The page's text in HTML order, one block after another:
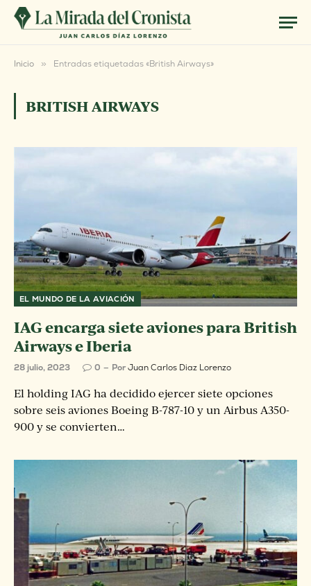
Inicio » Entradas etiquetadas «British Airways»
BRITISH AIRWAYS
EL MUNDO DE LA AVIACIÓN
IAG encarga siete aviones para British
Airways e Iberia
28 julio, 2023 0 PorJuan Carlos Diaz Lorenzo
El holding IAG ha decidido ejercer siete opciones
sobre seis aviones Boeing B-787-10 y un Airbus A350-
900 y se convierten…